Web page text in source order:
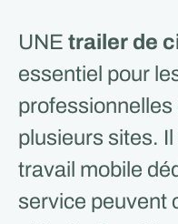
UNE trailer de
essentiel pour
plusieurs sites.
travail mobile
service peuvent